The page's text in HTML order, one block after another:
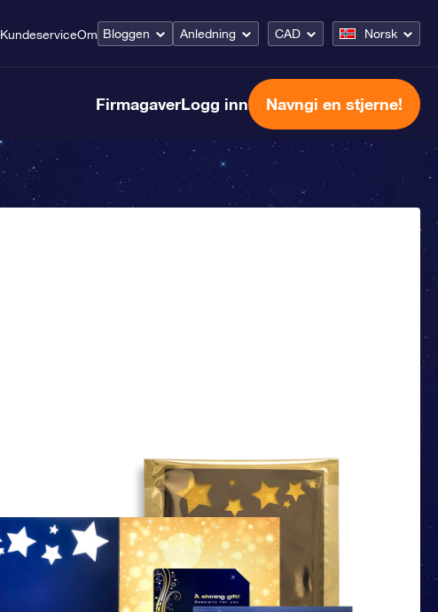
KundeserviceOm Bloggen Anledning CAD Norsk
FirmagaverLogg inn Navngi en stjerne!